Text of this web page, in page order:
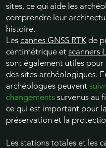
sites, ce qui aide les
comprendre leur
histoire.
Les cannes GNSS RTKde
centimétrique et scanners
sont également utiles pour
des sites archéologiques.
archéologues peuvent
changements survenus au
ce qui est important pour la
préservation et la
Les stations totales et les